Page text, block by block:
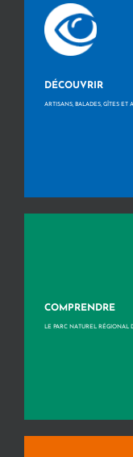
DÉCOUVRIR
ARTISANS, BALADES, GÎTES ET
COMPRENDRE
LE PARC NATUREL RÉGIONAL